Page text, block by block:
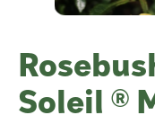
Soleil ®